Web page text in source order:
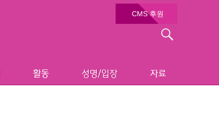
CMS 후원
활동 성명/입장 자료